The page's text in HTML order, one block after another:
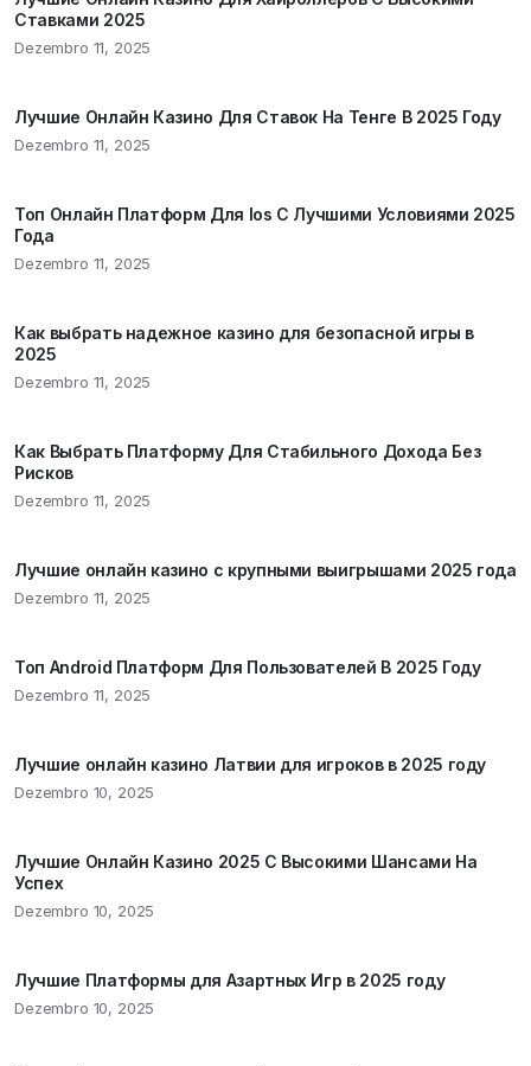
Ставками 2025
Dezembro 11, 2025
Лучшие Онлайн Казино Для Ставок На Тенге В 2025 Году
Dezembro 11, 2025
Топ Онлайн Платформ Для Ios С Лучшими Условиями 2025
Года
Dezembro 11, 2025
Как выбрать надежное казино для безопасной игры в
2025
Dezembro 11, 2025
Как Выбрать Платформу Для Стабильного Дохода Без
Рисков
Dezembro 11, 2025
Лучшие онлайн казино с крупными выигрышами 2025 года
Dezembro 11, 2025
Топ Android Платформ Для Пользователей В 2025 Году
Dezembro 11, 2025
Лучшие онлайн казино Латвии для игроков в 2025 году
Dezembro 10, 2025
Лучшие Онлайн Казино 2025 С Высокими Шансами На
Успех
Dezembro 10, 2025
Лучшие Платформы для Азартных Игр в 2025 году
Dezembro 10, 2025